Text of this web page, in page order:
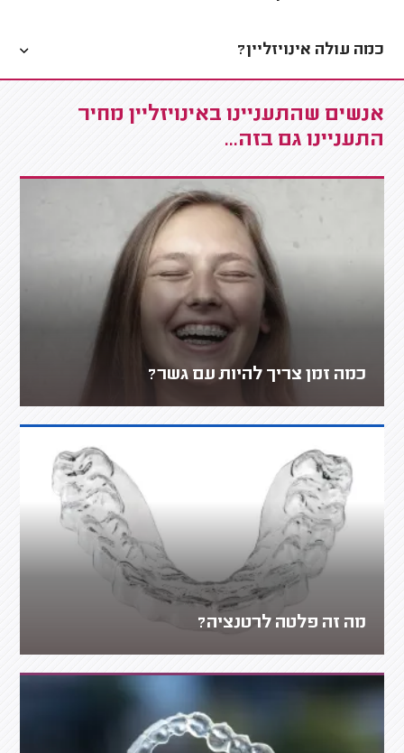
כמה עולה אינויזליין?
אנשים שהתעניינו באינויזליין מחיר
התעניינו גם בזה...
כמה זמן צריך להיות עם גשר?
מה זה פלטה לרטנציה?